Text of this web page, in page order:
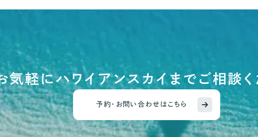
気軽にハワイアンスカイまでご相談
予約・お問い合わせはこちら